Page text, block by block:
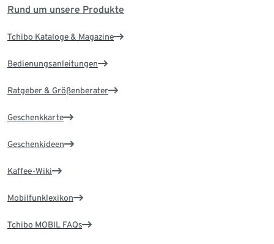
Rund um unsere Produkte
Tchibo Kataloge & Magazine
Bedienungsanleitungen
Ratgeber & Größenberater
Geschenkkarte
Geschenkideen
Kaffee-Wiki
Mobilfunklexikon
Tchibo MOBIL FAQs